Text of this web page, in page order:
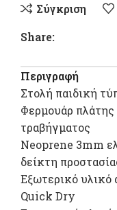
Σύγκριση
Share:
Περιγραφή
Στολή παιδική
Φερμουάρ
τραβήγματος
Neoprene 3mm
δείκτη
Εξωτερικό
Quick Dry